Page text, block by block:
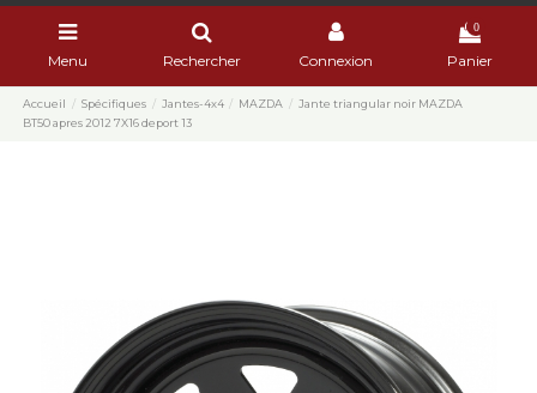
Menu Rechercher Connexion
0
Panier
Accueil Spécifiques Jantes-4x4 MAZDA
Jante triangular noir MAZDA
BT50 apres 2012 7X16 deport 13